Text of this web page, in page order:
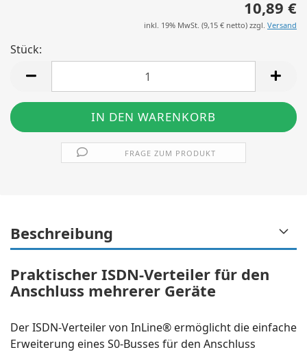
10,89 €
inkl. 19% MwSt. (9,15 € netto) zzgl. Versand
Stück:
FRAGE ZUM PRODUKT
Beschreibung
Praktischer ISDN-Verteiler für den
Anschluss mehrerer Geräte
Der ISDN-Verteiler von InLine® ermöglicht die einfache
Erweiterung eines S0-Busses für den Anschluss